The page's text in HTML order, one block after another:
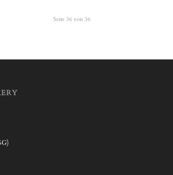
Seite 36 von 36